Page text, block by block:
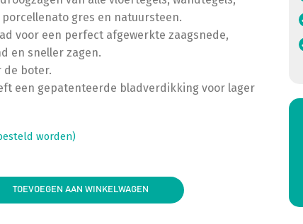
gres en natuursteen.
voor een perfect afgewerkte zaagsnede,
en sneller zagen.
de boter.
een gepatenteerde bladverdikking voor lager
worden)
Power Premium Diamantblad 125 mm, voor tegels
TOEVOEGEN AAN WINKELWAGEN